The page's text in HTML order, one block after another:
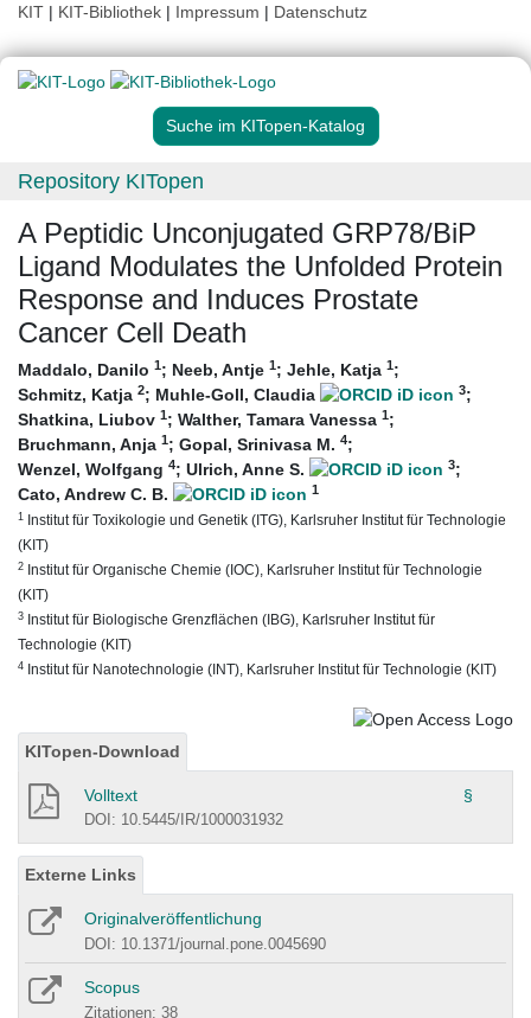
KIT | KIT-Bibliothek | Impressum | Datenschutz
Suche im KITopen-Katalog
Repository KITopen
A Peptidic Unconjugated GRP78/BiP
Ligand Modulates the Unfolded Protein
Response and Induces Prostate
Cancer Cell Death
Maddalo, Danilo 1; Neeb, Antje 1; Jehle, Katja 1;
Schmitz, Katja 2; Muhle-Goll, Claudia 3;
Shatkina, Liubov 1; Walther, Tamara Vanessa 1;
Bruchmann, Anja 1; Gopal, Srinivasa M. 4;
Wenzel, Wolfgang 4; Ulrich, Anne S. 3;
Cato, Andrew C. B.
1
1 Institut für Toxikologie und Genetik (ITG), Karlsruher Institut für Technologie
(KIT)
2 Institut für Organische Chemie (IOC), Karlsruher Institut für Technologie
(KIT)
3 Institut für Biologische Grenzflächen (IBG), Karlsruher Institut für
Technologie (KIT)
4 Institut für Nanotechnologie (INT), Karlsruher Institut für Technologie (KIT)
KITopen-Download
Volltext §
DOI: 10.5445/IR/1000031932
Externe Links
Originalveröffentlichung
DOI: 10.1371/journal.pone.0045690
Scopus
Zitationen: 38